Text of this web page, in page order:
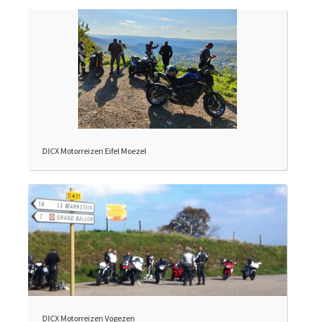
DICX Motorreizen Eifel Moezel
DICX Motorreizen Vogezen